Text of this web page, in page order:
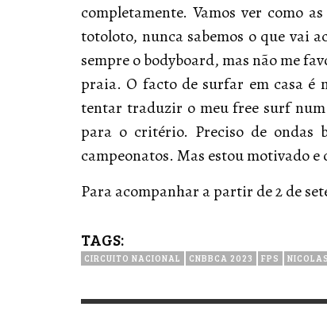
completamente. Vamos ver como
totoloto, nunca sabemos o que vai
sempre o bodyboard, mas não me
praia. O facto de surfar em casa é
tentar traduzir o meu free surf
para o critério. Preciso de ondas
campeonatos. Mas estou motivado
Para acompanhar a partir de 2 de
TAGS:
CIRCUITO NACIONAL CNBBCA 2023 FPS